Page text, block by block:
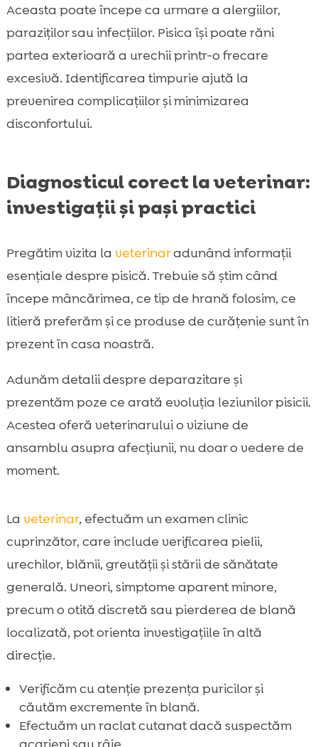
Aceasta poate începe ca urmare a alergiilor,
paraziților sau infecțiilor. Pisica își poate răni
partea exterioară a urechii printr-o frecare
excesivă. Identificarea timpurie ajută la
prevenirea complicațiilor și minimizarea
disconfortului.
Diagnosticul corect la veterinar:
investigații și pași practici
Pregătim vizita la veterinaradunând informații
esențiale despre pisică. Trebuie să știm când
începe mâncărimea, ce tip de hrană folosim, ce
litieră preferăm și ce produse de curățenie sunt în
prezent în casa noastră.
Adunăm detalii despre deparazitare și
prezentăm poze ce arată evoluția leziunilor pisicii.
Acestea oferă veterinarului o viziune de
ansamblu asupra afecțiunii, nu doar o vedere de
moment.
La veterinar, efectuăm un examen clinic
cuprinzător, care include verificarea pielii,
urechilor, blănii, greutății și stării de sănătate
generală. Uneori, simptome aparent minore,
precum o otită discretă sau pierderea de blană
localizată, pot orienta investigațiile în altă
direcție.
Verificăm cu atenție prezența puricilor și
căutăm excremente în blană.
Efectuăm un raclat cutanat dacă suspectăm